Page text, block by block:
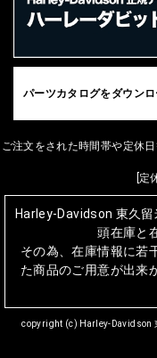
パーツカタログをダウンロ
ご注文をされた時間帯や定休
[定
Harley-Davidson 東久
頭在庫と
その為、在庫情報に若
た商品のご用意が出来
copyright (c) Harley-Davidson